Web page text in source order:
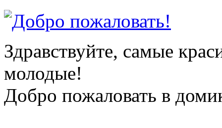
Здравствуйте, самые
молодые!
Добро пожаловать в